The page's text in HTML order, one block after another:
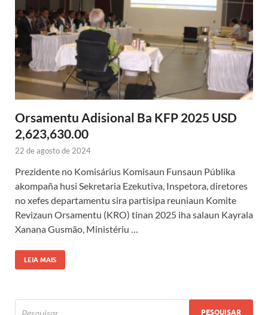
Orsamentu Adisional Ba KFP 2025 USD
2,623,630.00
22 de agosto de 2024
Prezidente no Komisárius Komisaun Funsaun Públika
akompaña husi Sekretaria Ezekutiva, Inspetora, diretores
no xefes departamentu sira partisipa reuniaun Komite
Revizaun Orsamentu (KRO) tinan 2025 iha salaun Kayrala
Xanana Gusmão, Ministériu …
LEIA MAIS